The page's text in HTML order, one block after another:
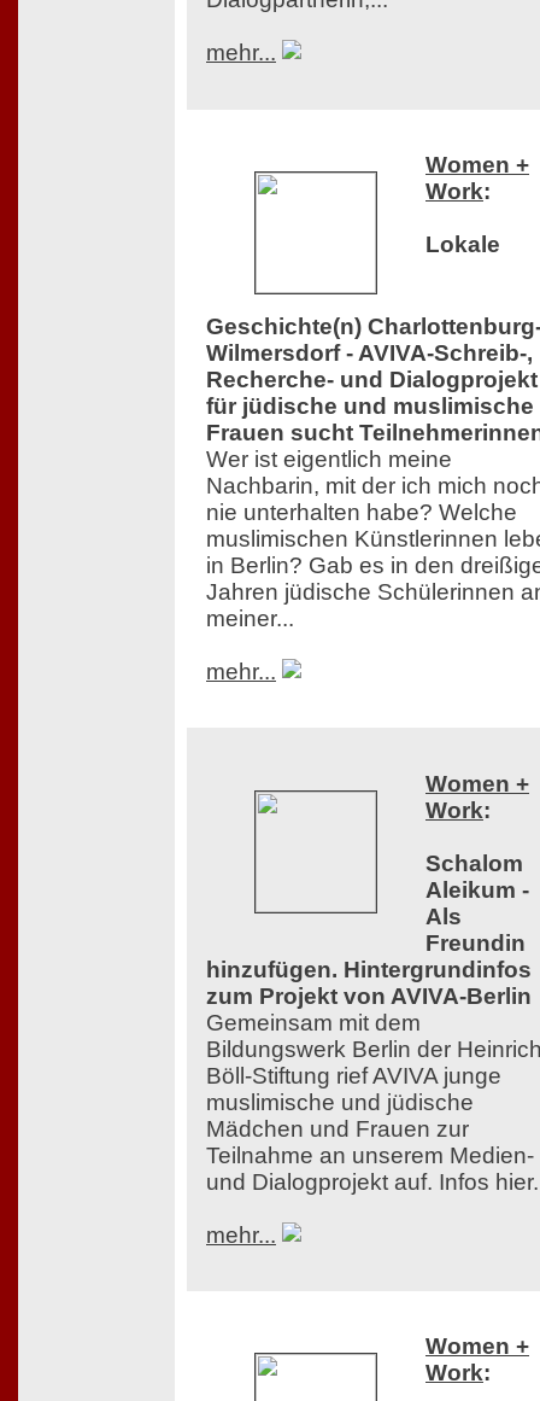
mehr...
Women +
Work:
Lokale
Geschichte(n)
Wilmersdorf - AVIVA-Schreib-,
Recherche- und Dialogprojekt
für jüdische und muslimische
Frauen sucht
Wer ist eigentlich meine
Nachbarin, mit der ich mich
nie unterhalten habe? Welche
muslimischen Künstlerinnen
in Berlin? Gab es in den
Jahren jüdische Schülerinnen
meiner...
mehr...
Women +
Work:
Schalom
Aleikum -
Als
Freundin
hinzufügen. Hintergrundinfos
zum Projekt von AVIVA-Berlin
Gemeinsam mit dem
Bildungswerk Berlin der
Böll-Stiftung rief AVIVA junge
muslimische und jüdische
Mädchen und Frauen zur
Teilnahme an unserem Medien-
und Dialogprojekt auf. Infos
mehr...
Women +
Work: